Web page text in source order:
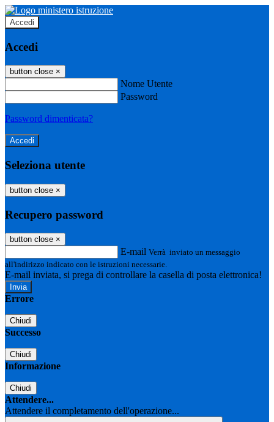
Accedi
Accedi
button close ×
Nome Utente
Password
Password dimenticata?
Seleziona utente
button close ×
Recupero password
button close ×
E-mail Verrà inviato un messaggio
all'indirizzo indicato con le istruzioni necessarie.
E-mail inviata, si prega di controllare la casella di posta elettronica!
Errore
Chiudi
Successo
Chiudi
Informazione
Chiudi
Attendere...
Attendere il completamento dell'operazione...